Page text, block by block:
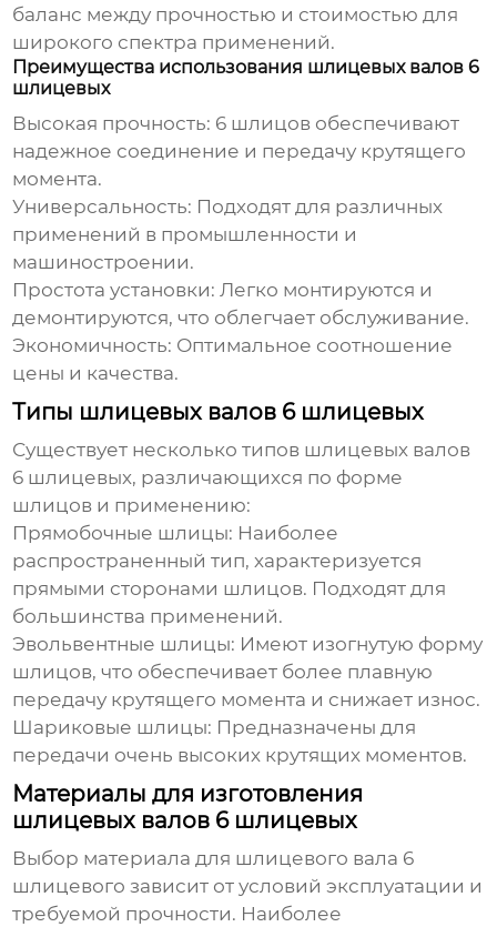
баланс между прочностью и стоимостью для
широкого спектра применений.
Преимущества использования шлицевых валов 6
шлицевых
Высокая прочность: 6 шлицов обеспечивают
надежное соединение и передачу крутящего
момента.
Универсальность: Подходят для различных
применений в промышленности и
машиностроении.
Простота установки: Легко монтируются и
демонтируются, что облегчает обслуживание.
Экономичность: Оптимальное соотношение
цены и качества.
Типы шлицевых валов 6 шлицевых
Существует несколько типов шлицевых валов
6 шлицевых, различающихся по форме
шлицов и применению:
Прямобочные шлицы: Наиболее
распространенный тип, характеризуется
прямыми сторонами шлицов. Подходят для
большинства применений.
Эвольвентные шлицы: Имеют изогнутую форму
шлицов, что обеспечивает более плавную
передачу крутящего момента и снижает износ.
Шариковые шлицы: Предназначены для
передачи очень высоких крутящих моментов.
Материалы для изготовления
шлицевых валов 6 шлицевых
Выбор материала для шлицевого вала 6
шлицевого зависит от условий эксплуатации и
требуемой прочности. Наиболее